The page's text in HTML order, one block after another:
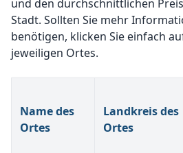
und den durchschnittlichen
Stadt. Sollten Sie mehr
benötigen, klicken Sie einfach
jeweiligen Ortes.
Name des
Ortes
Landkreis des
Ortes